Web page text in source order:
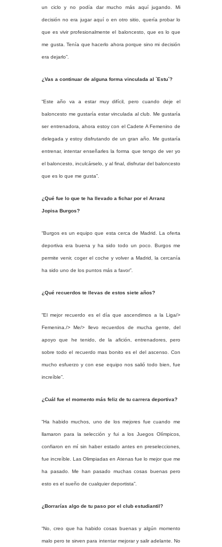
un ciclo y no podía dar mucho más aquí jugando. Mi
decisión no era jugar aquí o en otro sitio, quería probar lo
que es vivir profesionalmente el baloncesto, que es lo que
me gusta. Tenía que hacerlo ahora porque sino mi decisión
era dejarlo”.
¿Vas a continuar de alguna forma vinculada al `Estu´?
“Este año va a estar muy difícil, pero cuando deje el
baloncesto me gustaría estar vinculada al club. Me gustaría
ser entrenadora, ahora estoy con el Cadete A Femenino de
delegada y estoy disfrutando de un gran año. Me gustaría
entrenar, intentar enseñarles la forma que tengo de ver yo
el baloncesto, inculcárselo, y al final, disfrutar del baloncesto
que es lo que me gusta”.
¿Qué fue lo que te ha llevado a fichar por el Arranz
Jopisa Burgos?
“Burgos es un equipo que esta cerca de Madrid. La oferta
deportiva era buena y ha sido todo un poco. Burgos me
permite venir, coger el coche y volver a Madrid, la cercanía
ha sido uno de los puntos más a favor”.
¿Qué recuerdos te llevas de estos siete años?
“El mejor recuerdo es el día que ascendimos a la Liga/>
Femenina./> Me/> llevo recuerdos de mucha gente, del
apoyo que he tenido, de la afición, entrenadores, pero
sobre todo el recuerdo mas bonito es el del ascenso. Con
mucho esfuerzo y con ese equipo nos salió todo bien, fue
increíble”.
¿Cuál fue el momento más feliz de tu carrera deportiva?
“Ha habido muchos, uno de los mejores fue cuando me
llamaron para la selección y fui a los Juegos Olímpicos,
confiaron en mí sin haber estado antes en preselecciones,
fue increíble. Las Olimpiadas en Atenas fue lo mejor que me
ha pasado. Me han pasado muchas cosas buenas pero
esto es el sueño de cualquier deportista”.
¿Borrarías algo de tu paso por el club estudiantil?
“No, creo que ha habido cosas buenas y algún momento
malo pero te sirven para intentar mejorar y salir adelante. No